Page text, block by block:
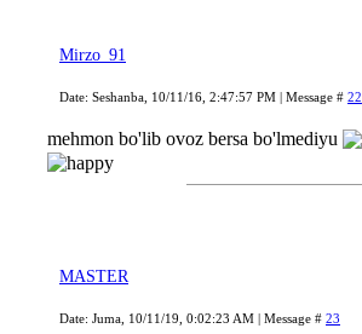
Mirzo_91
Date: Seshanba, 10/11/16, 2:47:57 PM | Message # 22
mehmon bo'lib ovoz bersa bo'lmediyu
MASTER
Date: Juma, 10/11/19, 0:02:23 AM | Message # 23